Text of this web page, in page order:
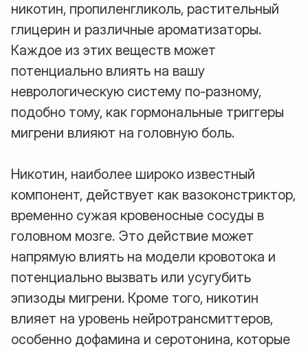
никотин, пропиленгликоль, растительный
глицерин и различные ароматизаторы.
Каждое из этих веществ может
потенциально влиять на вашу
неврологическую систему по-разному,
подобно тому, как гормональные триггеры
мигрени влияют на головную боль.
Никотин, наиболее широко известный
компонент, действует как вазоконстриктор,
временно сужая кровеносные сосуды в
головном мозге. Это действие может
напрямую влиять на модели кровотока и
потенциально вызвать или усугубить
эпизоды мигрени. Кроме того, никотин
влияет на уровень нейротрансмиттеров,
особенно дофамина и серотонина, которые